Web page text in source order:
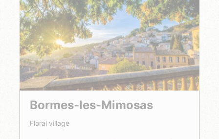
Bormes-les-Mimosas
Floral village